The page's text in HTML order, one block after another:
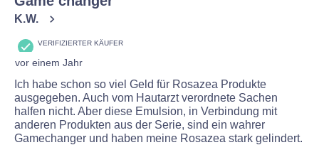
K.W.
VERIFIZIERTER KÄUFER
vor einem Jahr
Ich habe schon so viel Geld für Rosazea Produkte
ausgegeben. Auch vom Hautarzt verordnete Sachen
halfen nicht. Aber diese Emulsion, in Verbindung mit
anderen Produkten aus der Serie, sind ein wahrer
Gamechanger und haben meine Rosazea stark gelindert.